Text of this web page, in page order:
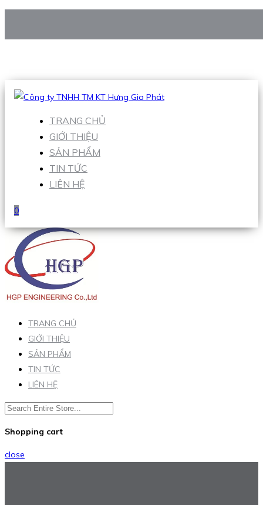
Hotline:0938 906 663
TRANG CHỦ
GIỚI THIỆU
SẢN PHẨM
TIN TỨC
LIÊN HỆ
0
TRANG CHỦ
GIỚI THIỆU
SẢN PHẨM
TIN TỨC
LIÊN HỆ
Shopping cart
close